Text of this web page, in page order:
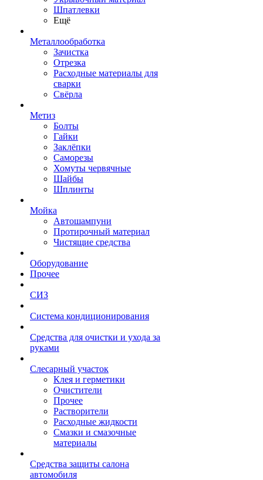
Шпатлевки
Ещё
Металлообработка
Зачистка
Отрезка
Расходные материалы для
сварки
Свёрла
Метиз
Болты
Гайки
Заклёпки
Саморезы
Хомуты червячные
Шайбы
Шплинты
Мойка
Автошампуни
Протирочный материал
Чистящие средства
Оборудование
Прочее
СИЗ
Система кондиционирования
Средства для очистки и ухода за
руками
Слесарный участок
Клея и герметики
Очистители
Прочее
Растворители
Расходные жидкости
Смазки и смазочные
материалы
Средства защиты салона
автомобиля